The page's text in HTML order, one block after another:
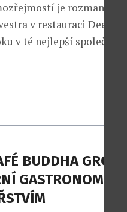
je rozmanitý
v restauraci Deer,
v té nejlepší společnosti.
BUDDHA GROUP
GASTRONOMII S